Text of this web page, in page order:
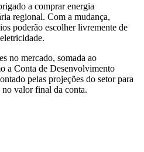
a comprar energia
regional. Com a mudança,
poderão escolher livremente de
no mercado, somada ao
a Conta de Desenvolvimento
pelas projeções do setor para
no valor final da conta.